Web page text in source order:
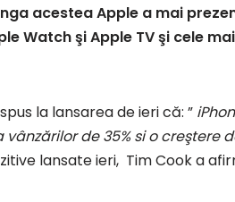
acestea Apple a mai
Watch şi Apple TV şi cele
la lansarea de ieri că: ”
de 35% si o creştere
lansate ieri, Tim Cook a